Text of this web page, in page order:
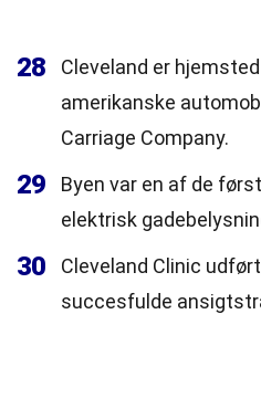
28
Cleveland er
amerikanske
Carriage Company.
29
Byen var en af de
elektrisk
30
Cleveland Clinic
succesfulde